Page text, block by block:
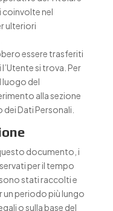
coinvolte nel
ulteriori
essere trasferiti
si trova. Per
luogo del
alla sezione
Dati Personali.
documento, i
per il tempo
stati raccolti e
periodo più lungo
o sulla base del